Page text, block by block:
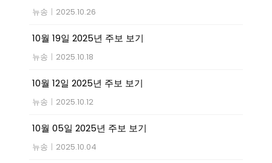
뉴송 | 2025.10.26
10월 19일 2025년 주보 보기
뉴송 | 2025.10.18
10월 12일 2025년 주보 보기
뉴송 | 2025.10.12
10월 05일 2025년 주보 보기
뉴송 | 2025.10.04